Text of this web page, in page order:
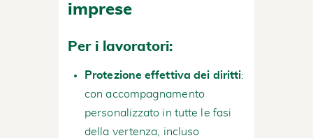
imprese
Per i lavoratori:
Protezione effettiva dei diritti:
con accompagnamento
personalizzato in tutte le fasi
della vertenza, incluso